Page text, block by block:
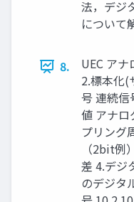
法，デジ
について
8.
UEC ア
2.標本化(
号 連続信
値 アナロ
プリング
（2bit例
差 4.デジ
のデジタ